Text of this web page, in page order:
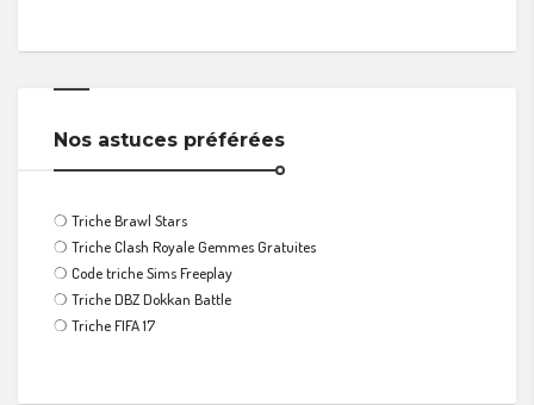
Nos astuces préférées
❍ Triche Brawl Stars
❍ Triche Clash Royale Gemmes Gratuites
❍ Code triche Sims Freeplay
❍ Triche DBZ Dokkan Battle
❍ Triche FIFA 17